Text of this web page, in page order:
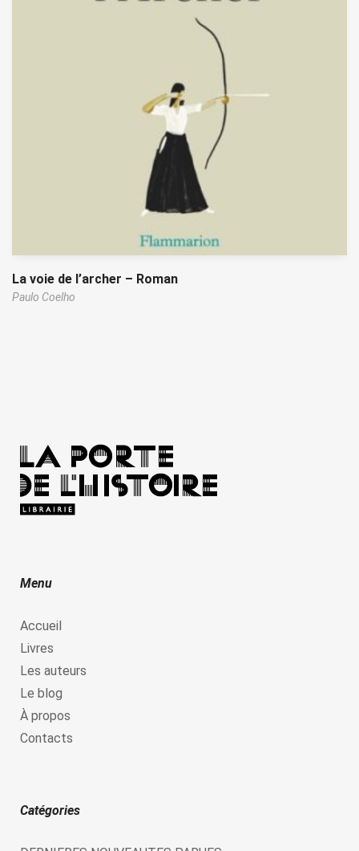
La voie de l’archer – Roman
Paulo Coelho
Menu
Accueil
Livres
Les auteurs
Le blog
À propos
Contacts
Catégories